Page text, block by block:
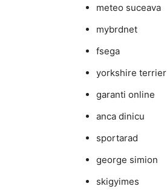
meteo suceava
mybrdnet
fsega
yorkshire terrier
garanti online
anca dinicu
sportarad
george simion
skigyimes